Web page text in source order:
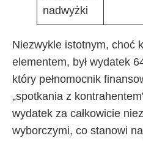
nadwyżki
Niezwykle istotnym, choć
elementem, był wydatek
który pełnomocnik
„spotkania z
wydatek za całkowicie
wyborczymi, co stanowi